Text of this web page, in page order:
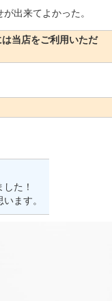
出来てよかった。
当店をご利用いただ
た！
ます。